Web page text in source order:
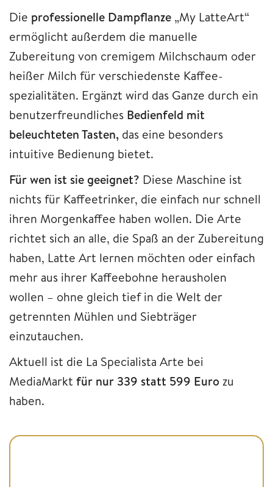
Die professionelle Dampflanze „My LatteArt“
ermöglicht außerdem die manuelle
Zubereitung von cremigem Milchschaum oder
heißer Milch für verschiedenste Kaffee­
spezialitäten. Ergänzt wird das Ganze durch ein
benutzerfreundliches Bedienfeld mit
beleuchteten Tasten, das eine besonders
intuitive Bedienung bietet.
Für wen ist sie geeignet? Diese Maschine ist
nichts für Kaffeetrinker, die einfach nur schnell
ihren Morgenkaffee haben wollen. Die Arte
richtet sich an alle, die Spaß an der Zubereitung
haben, Latte Art lernen möchten oder einfach
mehr aus ihrer Kaffeebohne herausholen
wollen – ohne gleich tief in die Welt der
getrennten Mühlen und Siebträger
einzutauchen.
Aktuell ist die La Specialista Arte bei
MediaMarkt für nur 339 statt 599 Eurozu
haben.